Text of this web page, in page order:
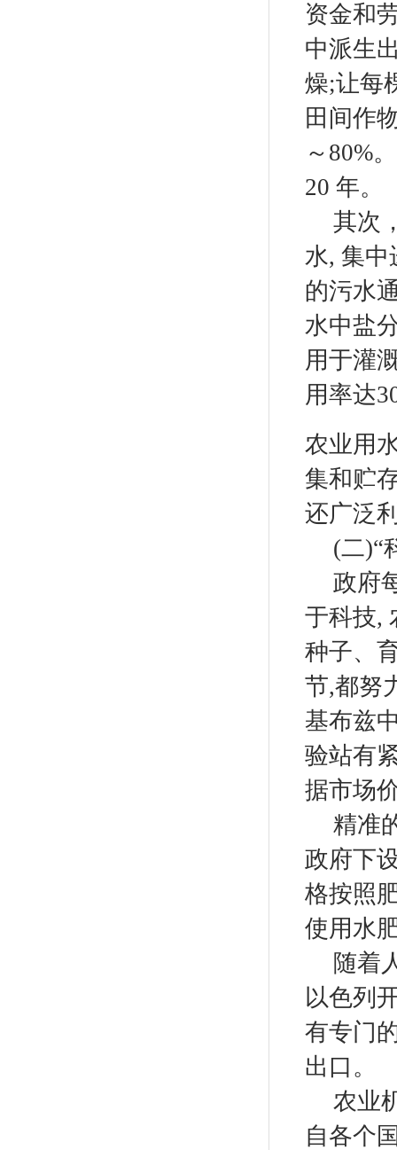
资金和
中派生
燥;让每
田间作
～ 80%
20 年。
其次
水, 集中
的污水
水中盐
用于灌
用率达
农业用
集和贮
还广泛
(二)“
政府
于科技,
种子、
节,都努
基布兹
验站有
据市场
精准
政府下
格按照
使用水
随着
以色列
有专门
出口。
农业
自各个